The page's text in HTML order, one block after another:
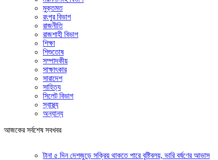
মুক্তমত
রংপুর বিভাগ
রাজনীতি
রাজশাহী বিভাগ
শিক্ষা
শিশুতোষ
সম্পাদকীয়
সাক্ষাৎকার
সারাদেশ
সাহিত্য
সিলেট বিভাগ
স্বাস্থ্য
অন্যান্য
আজকের সর্বশেষ সবখবর
টানা ৫ দিন দেশজুড়ে সক্রিয় থাকতে পারে বৃষ্টিবলয়, ভারি বর্ষণের আভাস